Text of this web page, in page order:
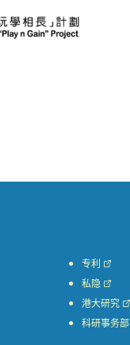
专利
私隐
港大研究
科研事务部